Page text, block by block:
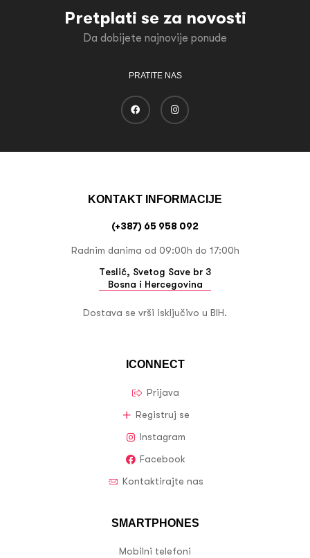
Pretplati se za novosti
Da dobijete najnovije ponude
PRATITE NAS
ICONNECT
Prijava
Registruj se
Instagram
Facebook
Kontaktirajte nas
SMARTPHONES
Mobilni telefoni
KONTAKT INFORMACIJE
(+387) 65 958 092
Radnim danima od 09:00h do 17:00h
Teslić, Svetog Save br 3
Bosna i Hercegovina
Dostava se vrši isključivo u BIH.